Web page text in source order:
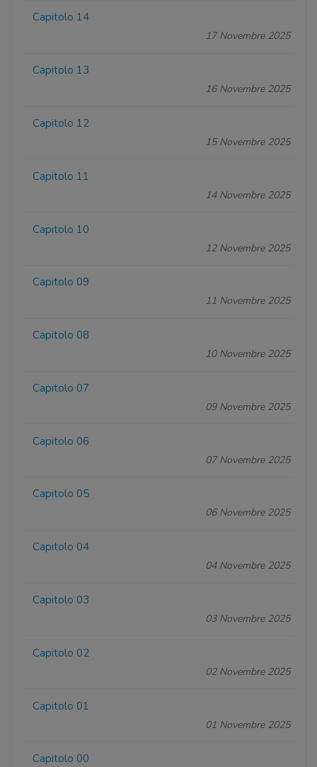
Capitolo 14
17 Novembre 2025
Capitolo 13
16 Novembre 2025
Capitolo 12
15 Novembre 2025
Capitolo 11
14 Novembre 2025
Capitolo 10
12 Novembre 2025
Capitolo 09
11 Novembre 2025
Capitolo 08
10 Novembre 2025
Capitolo 07
09 Novembre 2025
Capitolo 06
07 Novembre 2025
Capitolo 05
06 Novembre 2025
Capitolo 04
04 Novembre 2025
Capitolo 03
03 Novembre 2025
Capitolo 02
02 Novembre 2025
Capitolo 01
01 Novembre 2025
Capitolo 00